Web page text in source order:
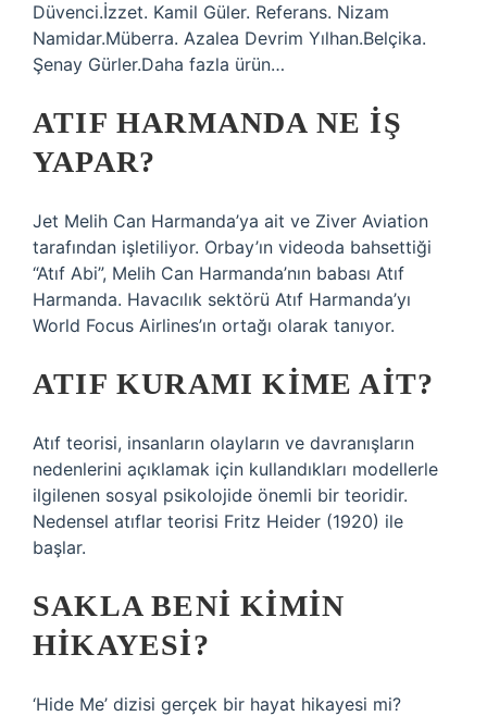
Düvenci.İzzet. Kamil Güler. Referans. Nizam
Namidar.Müberra. Azalea Devrim Yılhan.Belçika.
Şenay Gürler.Daha fazla ürün…
ATIF HARMANDA NE IŞ
YAPAR?
Jet Melih Can Harmanda’ya ait ve Ziver Aviation
tarafından işletiliyor. Orbay’ın videoda bahsettiği
“Atıf Abi”, Melih Can Harmanda’nın babası Atıf
Harmanda. Havacılık sektörü Atıf Harmanda’yı
World Focus Airlines’ın ortağı olarak tanıyor.
ATIF KURAMI KIME AIT?
Atıf teorisi, insanların olayların ve davranışların
nedenlerini açıklamak için kullandıkları modellerle
ilgilenen sosyal psikolojide önemli bir teoridir.
Nedensel atıflar teorisi Fritz Heider (1920) ile
başlar.
SAKLA BENI KIMIN
HIKAYESI?
‘Hide Me’ dizisi gerçek bir hayat hikayesi mi?